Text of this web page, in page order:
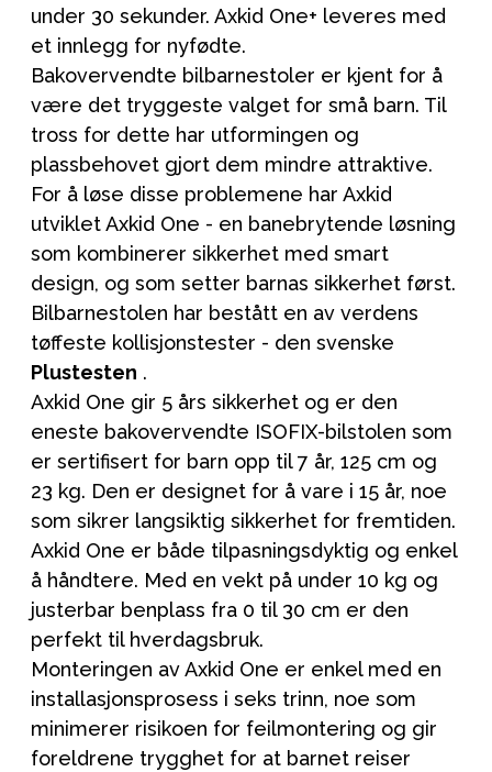
under 30 sekunder. Axkid One+ leveres med
et innlegg for nyfødte.
Bakovervendte bilbarnestoler er kjent for å
være det tryggeste valget for små barn. Til
tross for dette har utformingen og
plassbehovet gjort dem mindre attraktive.
For å løse disse problemene har Axkid
utviklet Axkid One - en banebrytende løsning
som kombinerer sikkerhet med smart
design, og som setter barnas sikkerhet først.
Bilbarnestolen har bestått en av verdens
tøffeste kollisjonstester - den svenske
Plustesten .
Axkid One gir 5 års sikkerhet og er den
eneste bakovervendte ISOFIX-bilstolen som
er sertifisert for barn opp til 7 år, 125 cm og
23 kg. Den er designet for å vare i 15 år, noe
som sikrer langsiktig sikkerhet for fremtiden.
Axkid One er både tilpasningsdyktig og enkel
å håndtere. Med en vekt på under 10 kg og
justerbar benplass fra 0 til 30 cm er den
perfekt til hverdagsbruk.
Monteringen av Axkid One er enkel med en
installasjonsprosess i seks trinn, noe som
minimerer risikoen for feilmontering og gir
foreldrene trygghet for at barnet reiser